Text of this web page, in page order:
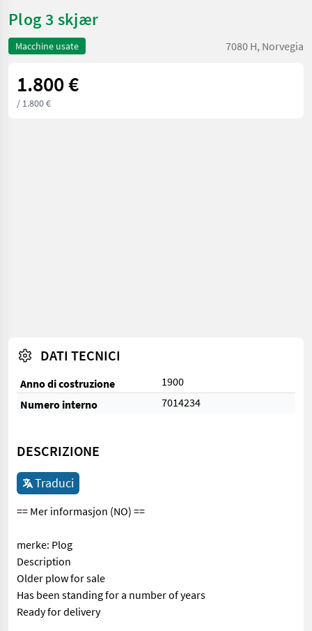
Plog 3 skjær
Macchine usate 7080 H, Norvegia
1.800 €
/ 1.800 €
DATI TECNICI
Anno di costruzione
1900
Numero interno
7014234
DESCRIZIONE
Traduci
== Mer informasjon (NO) ==
merke: Plog
Description
Older plow for sale
Has been standing for a number of years
Ready for delivery